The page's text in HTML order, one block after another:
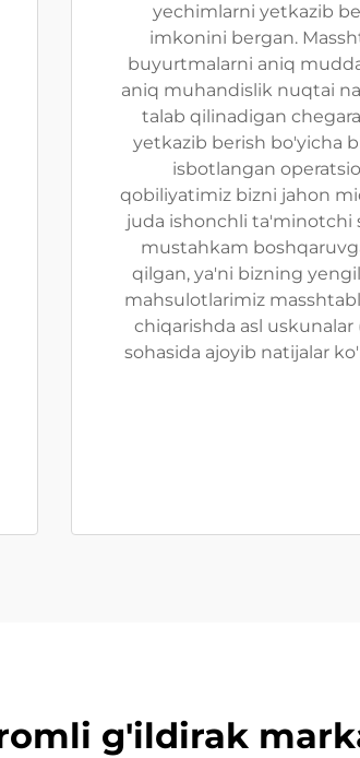
yechimlarni yetkazib
imkonini bergan.
buyurtmalarni aniq
aniq muhandislik nuqtai
talab qilinadigan
yetkazib berish bo'yicha
isbotlangan
qobiliyatimiz bizni jahon
juda ishonchli ta'minotchi
mustahkam
qilgan, ya'ni bizning
mahsulotlarimiz
chiqarishda asl uskunalar
sohasida ajoyib natijalar
g'ildirak